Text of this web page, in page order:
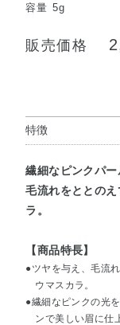
容量 5g
販売価格
特徴
繊細なピンクパー
毛流れをととの
ラ。
【商品特長】
●ツヤを与え、毛流
ウマスカラ。
●繊細なピンクの光
ンで美しい眉に仕